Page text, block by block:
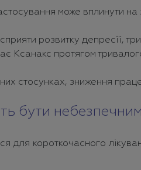
може вплинути на
розвитку депресії,
Ксанакс протягом
стосунках, зниження
бути
для короткочасного